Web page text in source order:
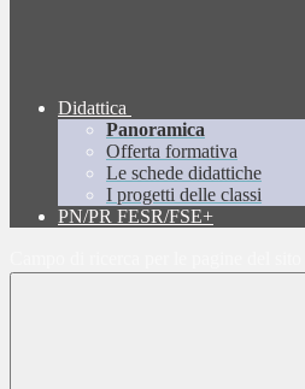
Didattica
Panoramica
Offerta formativa
Le schede didattiche
I progetti delle classi
PN/PR FESR/FSE+